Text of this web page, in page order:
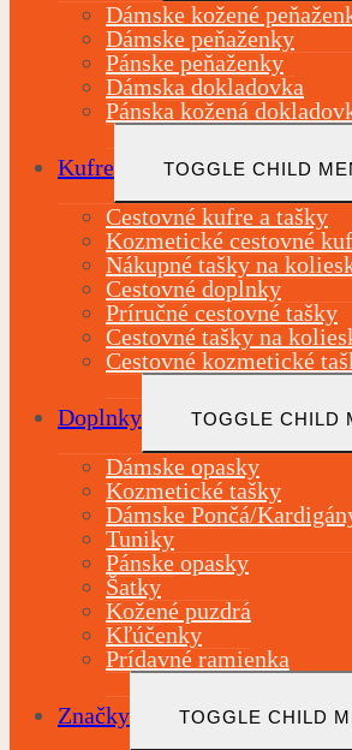
Dámske kožené
Dámske peňaženky
Pánske peňaženky
Dámska dokladovka
Pánska kožená
Kufre TOGGLE CHILD
Cestovné kufre a tašky
Kozmetické cestovné
Nákupné tašky na
Cestovné doplnky
Príručné cestovné tašky
Cestovné tašky na
Cestovné kozmetické
Doplnky TOGGLE CHILD
Dámske opasky
Kozmetické tašky
Dámske Pončá/
Tuniky
Pánske opasky
Šatky
Kožené puzdrá
Kľúčenky
Prídavné ramienka
Značky TOGGLE CHILD